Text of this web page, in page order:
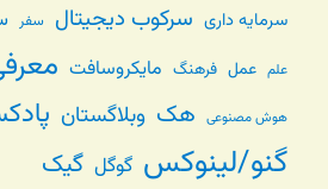
سرمایه داری سرکوب دیجیتال سفر
علم عمل فرهنگ مایکروسافت
هوش مصنوعی هک وبلاگستان
گنو/لینوکس گوگل گیک